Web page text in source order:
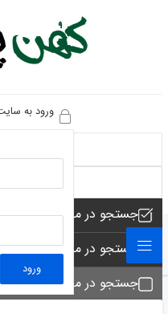
ورود به
ورود
جستجو در مجموعه های
جستجو در محصولات
جستجو در مجموعه ها